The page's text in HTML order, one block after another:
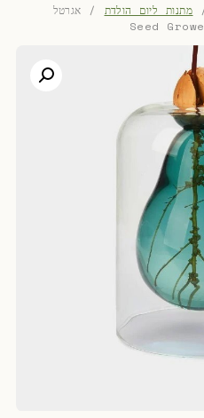
מתנות ליום הולדת / אגרטל